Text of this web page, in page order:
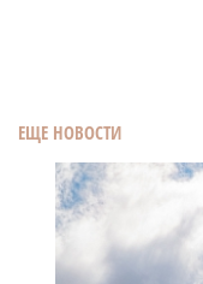
ЕЩЕ НОВОСТИ